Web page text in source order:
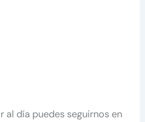
al día puedes seguirnos en